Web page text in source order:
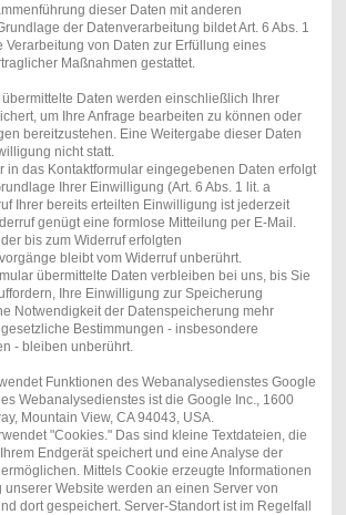
dieser Daten mit anderen
der Datenverarbeitung bildet Art. 6 Abs. 1
Verarbeitung von Daten zur Erfüllung eines
Maßnahmen gestattet.
übermittelte Daten werden einschließlich Ihrer
um Ihre Anfrage bearbeiten zu können oder
bereitzustehen. Eine Weitergabe dieser Daten
nicht statt.
in das Kontaktformular eingegebenen Daten erfolgt
Ihrer Einwilligung (Art. 6 Abs. 1 lit. a
Ihrer bereits erteilten Einwilligung ist jederzeit
genügt eine formlose Mitteilung per E-Mail.
bis zum Widerruf erfolgten
bleibt vom Widerruf unberührt.
übermittelte Daten verbleiben bei uns, bis Sie
Ihre Einwilligung zur Speicherung
Notwendigkeit der Datenspeicherung mehr
Bestimmungen - insbesondere
- bleiben unberührt.
Funktionen des Webanalysedienstes Google
Webanalysedienstes ist die Google Inc., 1600
Mountain View, CA 94043, USA.
"Cookies." Das sind kleine Textdateien, die
Endgerät speichert und eine Analyse der
Mittels Cookie erzeugte Informationen
unserer Website werden an einen Server von
dort gespeichert. Server-Standort ist im Regelfall